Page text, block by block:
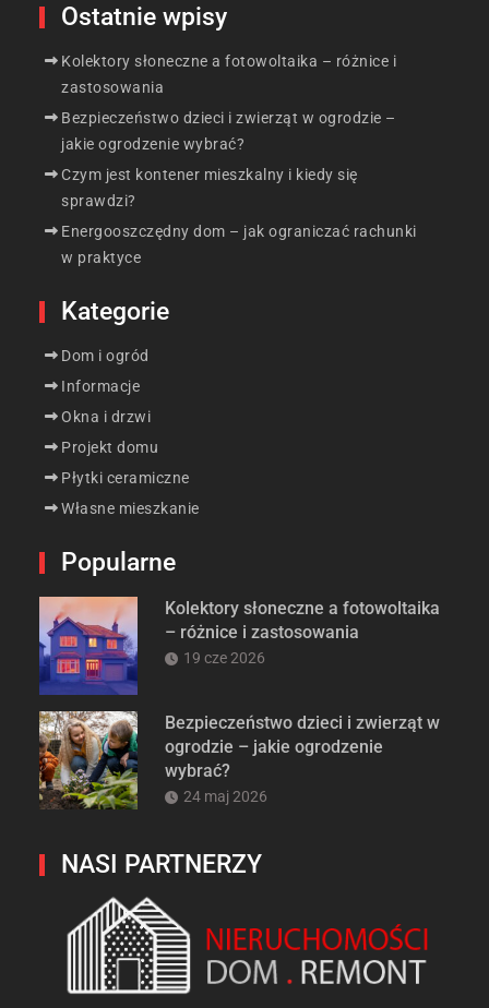
Ostatnie wpisy
Kolektory słoneczne a fotowoltaika – różnice i
zastosowania
Bezpieczeństwo dzieci i zwierząt w ogrodzie –
jakie ogrodzenie wybrać?
Czym jest kontener mieszkalny i kiedy się
sprawdzi?
Energooszczędny dom – jak ograniczać rachunki
w praktyce
Kategorie
Dom i ogród
Informacje
Okna i drzwi
Projekt domu
Płytki ceramiczne
Własne mieszkanie
Popularne
Kolektory słoneczne a fotowoltaika
– różnice i zastosowania
19 cze 2026
Bezpieczeństwo dzieci i zwierząt w
ogrodzie – jakie ogrodzenie
wybrać?
24 maj 2026
NASI PARTNERZY